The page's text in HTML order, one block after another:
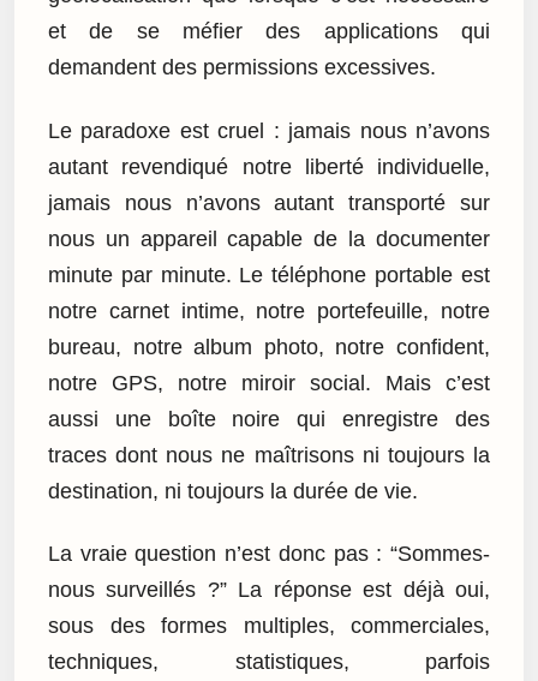
et de se méfier des applications qui
demandent des permissions excessives.
Le paradoxe est cruel : jamais nous n’avons
autant revendiqué notre liberté individuelle,
jamais nous n’avons autant transporté sur
nous un appareil capable de la documenter
minute par minute. Le téléphone portable est
notre carnet intime, notre portefeuille, notre
bureau, notre album photo, notre confident,
notre GPS, notre miroir social. Mais c’est
aussi une boîte noire qui enregistre des
traces dont nous ne maîtrisons ni toujours la
destination, ni toujours la durée de vie.
La vraie question n’est donc pas : “Sommes-
nous surveillés ?” La réponse est déjà oui,
sous des formes multiples, commerciales,
techniques, statistiques, parfois